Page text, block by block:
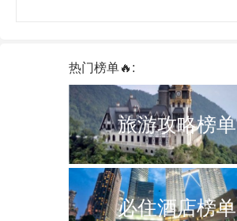
热门榜单🔥:
旅游攻略榜单
必住酒店榜单